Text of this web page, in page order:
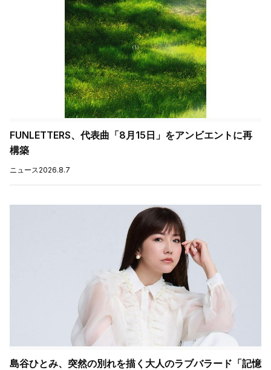
FUNLETTERS、代表曲「8月15日」をアンビエントに再
構築
ニュース 2026.8.7
島谷ひとみ、突然の別れを描く大人のラブバラード「記憶